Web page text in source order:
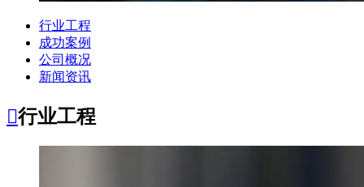
行业工程
成功案例
公司概况
新闻资讯
行业工程